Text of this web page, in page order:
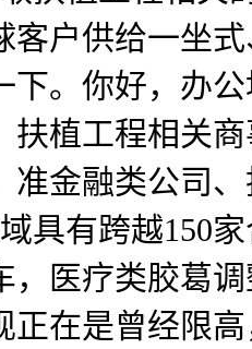
客户供给一坐
下。你好，办
植工程相关
金融类公司
具有跨越150
医疗类胶葛
在是曾经限